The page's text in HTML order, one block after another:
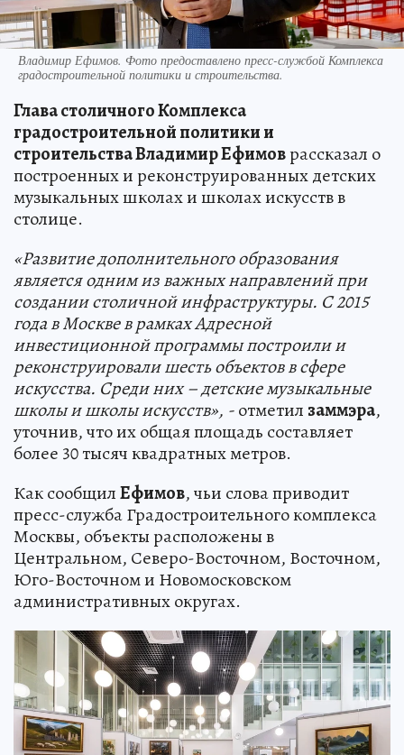
Владимир Ефимов. Фото предоставлено пресс-службой Комплекса
градостроительной политики и строительства.
Глава столичного Комплекса
градостроительной политики и
строительства Владимир Ефимоврассказал о
построенных и реконструированных детских
музыкальных школах и школах искусств в
столице.
«Развитие дополнительного образования
является одним из важных направлений при
создании столичной инфраструктуры. С 2015
года в Москве в рамках Адресной
инвестиционной программы построили и
реконструировали шесть объектов в сфере
искусства. Среди них – детские музыкальные
школы и школы искусств», -отметил заммэра,
уточнив, что их общая площадь составляет
более 30 тысяч квадратных метров.
Как сообщилЕфимов, чьи слова приводит
пресс-служба Градостроительного комплекса
Москвы, объекты расположены в
Центральном, Северо-Восточном, Восточном,
Юго-Восточном и Новомосковском
административных округах.